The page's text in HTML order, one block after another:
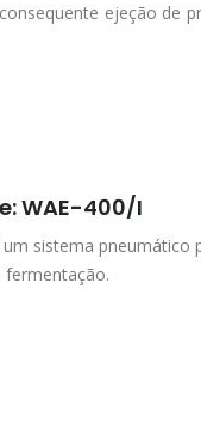
ejeção de
WAE-400/I
sistema pneumático